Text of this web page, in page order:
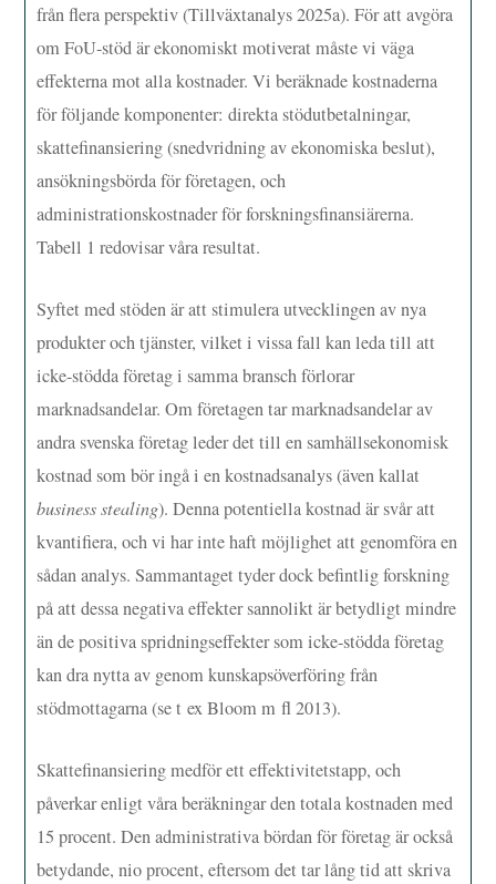
från flera perspektiv (Tillväxtanalys 2025a). För att avgöra
om FoU-stöd är ekonomiskt motiverat måste vi väga
effekterna mot alla kostnader. Vi beräknade kostnaderna
för följande komponenter: direkta stödutbetalningar,
skattefinansiering (snedvridning av ekonomiska beslut),
ansökningsbörda för företagen, och
administrationskostnader för forskningsfinansiärerna.
Tabell 1 redovisar våra resultat.
Syftet med stöden är att stimulera utvecklingen av nya
produkter och tjänster, vilket i vissa fall kan leda till att
icke-stödda företag i samma bransch förlorar
marknadsandelar. Om företagen tar marknadsandelar av
andra svenska företag leder det till en samhällsekonomisk
kostnad som bör ingå i en kostnadsanalys (även kallat
business stealing). Denna potentiella kostnad är svår att
kvantifiera, och vi har inte haft möjlighet att genomföra en
sådan analys. Sammantaget tyder dock befintlig forskning
på att dessa negativa effekter sannolikt är betydligt mindre
än de positiva spridningseffekter som icke-stödda företag
kan dra nytta av genom kunskapsöverföring från
stödmottagarna (se t ex Bloom m fl 2013).
Skattefinansiering medför ett effektivitetstapp, och
påverkar enligt våra beräkningar den totala kostnaden med
15 procent. Den administrativa bördan för företag är också
betydande, nio procent, eftersom det tar lång tid att skriva